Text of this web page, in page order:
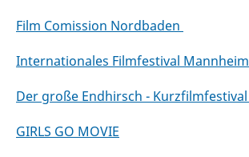
Film Comission Nordbaden
Internationales Filmfestival Mannheim
Der große Endhirsch - Kurzfilmfestival
GIRLS GO MOVIE